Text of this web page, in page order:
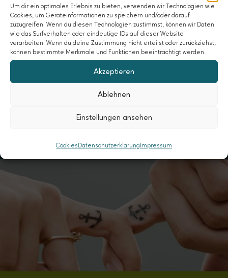
Um dir ein optimales Erlebnis zu bieten, verwenden wir Technologien wie
Cookies, um Geräteinformationen zu speichern und/oder darauf
zuzugreifen. Wenn du diesen Technologien zustimmst, können wir Daten
wie das Surfverhalten oder eindeutige IDs auf dieser Website
verarbeiten. Wenn du deine Zustimmung nicht erteilst oder zurückziehst,
können bestimmte Merkmale und Funktionen beeinträchtigt werden.
Akzeptieren
Ablehnen
Einstellungen ansehen
CookiesDatenschutzerklärungImpressum
Was macht sumuna besonders?
Ablauf & Preise
Die Crew
Kontakt aufnehmen
@sumuna.de